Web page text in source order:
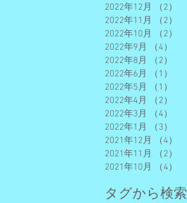
2022年12月
（2）
2022年11月
（2）
2022年10月
（2）
2022年9月
（4）
2022年8月
（2）
2022年6月
（1）
2022年5月
（1）
2022年4月
（2）
2022年3月
（4）
2022年1月
（3）
2021年12月
（4）
2021年11月
（2）
2021年10月
（4）
タグから検索